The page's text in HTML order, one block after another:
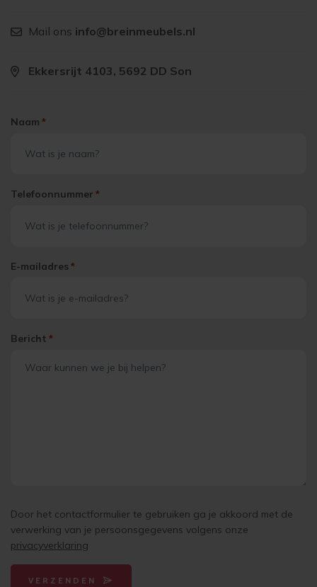
Mail ons info@breinmeubels.nl
Ekkersrijt 4103, 5692 DD Son
Naam *
Telefoonnummer *
E-mailadres *
Bericht *
Door het contactformulier te gebruiken ga je akkoord met de
verwerking van je persoonsgegevens volgens onze
privacyverklaring
VERZENDEN